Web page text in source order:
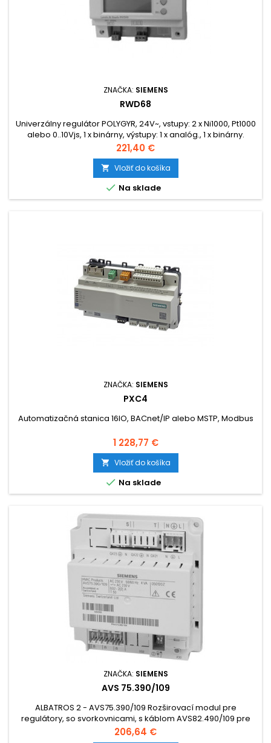
ZNAČKA: SIEMENS
RWD68
Univerzálny regulátor POLYGYR, 24V~, vstupy: 2 x Ni1000, Pt1000
alebo 0..10Vjs, 1 x binárny, výstupy: 1 x analóg., 1 x binárny.
Cena
221,40 €
 Vložiť do košíka
 Na sklade
ZNAČKA: SIEMENS
PXC4
Automatizačná stanica 16IO, BACnet/IP alebo MSTP, Modbus
Cena
1 228,77 €
 Vložiť do košíka
 Na sklade
ZNAČKA: SIEMENS
AVS 75.390/109
ALBATROS 2 - AVS75.390/109 Rozširovací modul pre
regulátory, so svorkovnicami, s káblom AVS82.490/109 pre
pripojenie k regulátoru.
Cena
206,64 €